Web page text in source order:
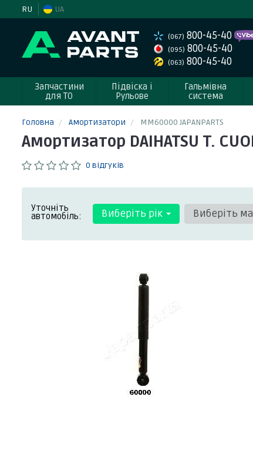
RU UA
(067) 800-45-40
(095) 800-45-40
(063) 800-45-40
Запчастини
для ТО
Підвіска і
Рульове
Гальмівна
система
Головна Амортизатори MM60000 JAPANPARTS
Амортизатор DAIHATSU T.
0 відгуків
Уточніть
автомобіль: Виберіть рік Виберіть